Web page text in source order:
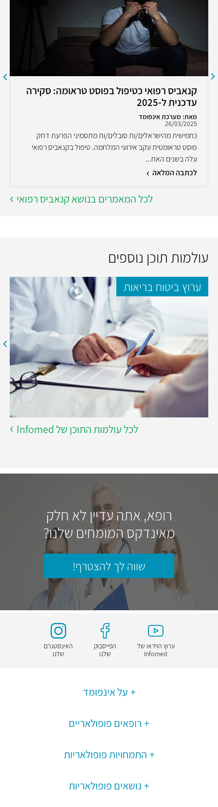
קנאביס רפואי כטיפול בפוסט טראומה: סקירה
עדכנית ל-2025
מאת: מערכת אינפומד
26/03/2025
כחמישית מהישראלים/ות סובלים/ות מתסמיני הפרעת דחק
פוסט טראומטית עקב אירועי המלחמה. טיפול בקנאביס רפואי
עלה בשנים האח...
לכתבה המלאה
לכל המאמרים בנושא קנאביס רפואי
עולמות תוכן נוספים
ערוץ ביטוח בריאות
לכל עולמות התוכן של Infomed
רופא, אתה עדיין לא חלק
מאינדקס המומחים שלנו?
שווה לך להצטרף!
ערוץ הוידאו של
Infomed
הפייסבוק
שלנו
האינסטגרם
שלנו
על אינפומד
רופאים פופולאריים
התמחויות פופולאריות
נושאים פופולאריות